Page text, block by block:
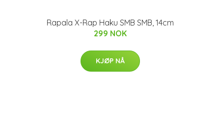
Rapala X-Rap Haku SMB SMB, 14cm
299 NOK
KJØP NÅ